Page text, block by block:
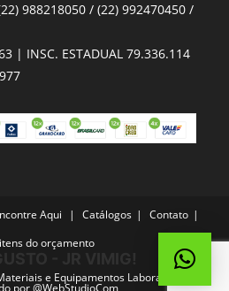
988218050 / (22) 992470450 /
| INSC. ESTADUAL 79.336.114
Aqui Catálogos
Contato
do orçamento
e Equipamentos Laboratoriais -
por@WebStudioCom